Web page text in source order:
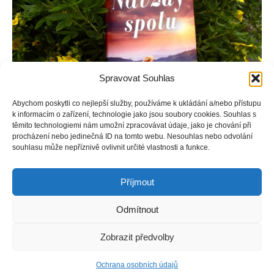
Spravovat Souhlas
Abychom poskytli co nejlepší služby, používáme k ukládání a/nebo přístupu
k informacím o zařízení, technologie jako jsou soubory cookies. Souhlas s
těmito technologiemi nám umožní zpracovávat údaje, jako je chování při
procházení nebo jedinečná ID na tomto webu. Nesouhlas nebo odvolání
souhlasu může nepříznivě ovlivnit určité vlastnosti a funkce.
Příjmout
Odmítnout
Zobrazit předvolby
Ochrana osobních údajů
Jackson Hastings se stejně jako jeho předkové věnuje
babičce si proto ve městě zřídí obchod a začne podnikat.
SEO